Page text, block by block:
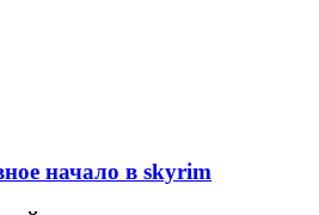
начало в skyrim